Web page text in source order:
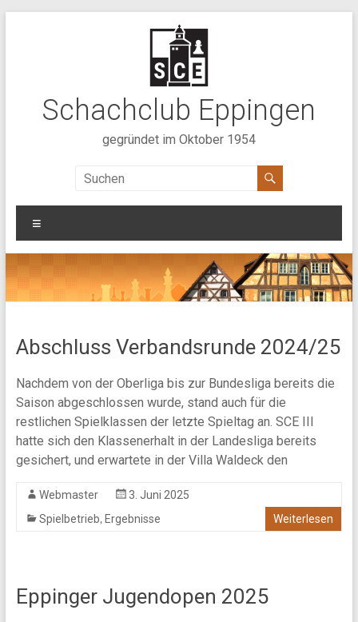
Schachclub Eppingen
gegründet im Oktober 1954
Abschluss Verbandsrunde 2024/25
Nachdem von der Oberliga bis zur Bundesliga bereits die
Saison abgeschlossen wurde, stand auch für die
restlichen Spielklassen der letzte Spieltag an. SCE III
hatte sich den Klassenerhalt in der Landesliga bereits
gesichert, und erwartete in der Villa Waldeck den
Webmaster
3. Juni 2025
Spielbetrieb, Ergebnisse Weiterlesen
Eppinger Jugendopen 2025